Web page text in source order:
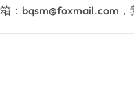
bqsm@foxmail.com，